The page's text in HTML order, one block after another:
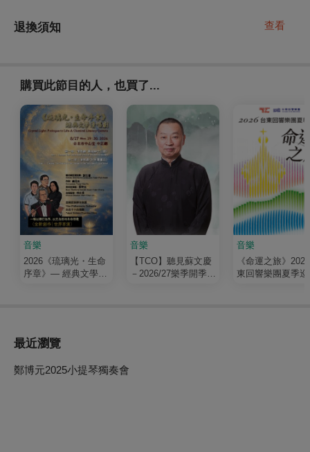
退換須知 查看
購買此節目的人，也買了...
音樂
2026《琉璃光・生命
序章》— 經典文學清
音樂
【TCO】聽見蘇文慶
－2026/27樂季開季音
音樂
《命運之旅》
東回響樂團夏季巡
最近瀏覽
鄭博元2025小提琴獨奏會